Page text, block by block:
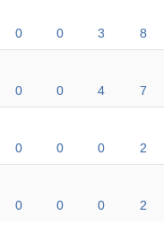
0 0 3 8
0 0 4 7
0 0 0 2
0 0 0 2